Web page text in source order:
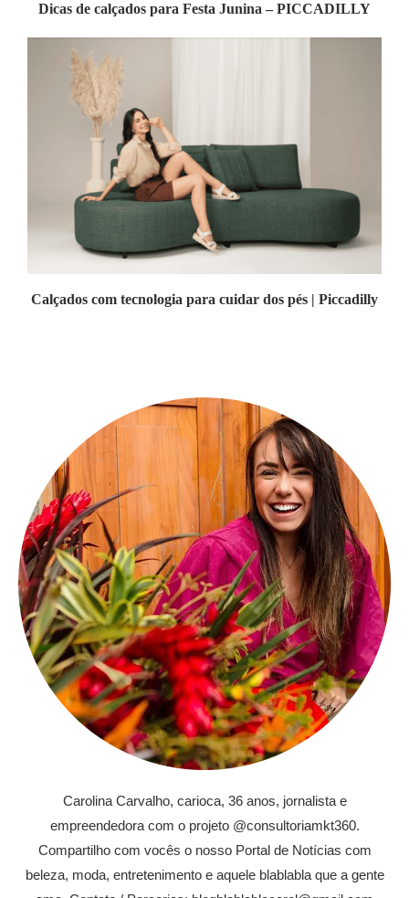
Dicas de calçados para Festa Junina – PICCADILLY
Calçados com tecnologia para cuidar dos pés | Piccadilly
Carolina Carvalho, carioca, 36 anos, jornalista e
empreendedora com o projeto @consultoriamkt360.
Compartilho com vocês o nosso Portal de Notícias com
beleza, moda, entretenimento e aquele blablabla que a gente